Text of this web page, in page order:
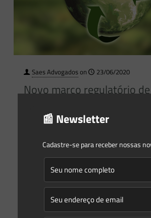
Saes Advogadoson 23/06/2020
Novo marco regulatório de
Licenciamento Ambiental
Janeiro
Entrou em vigor neste domingo (21/06/2020)
Estadual n. 46.890/2019, que dispõe sobre o
Estadual de Licenciamento[…]
📰 Newsletter
Cadastre-se para receber nossas